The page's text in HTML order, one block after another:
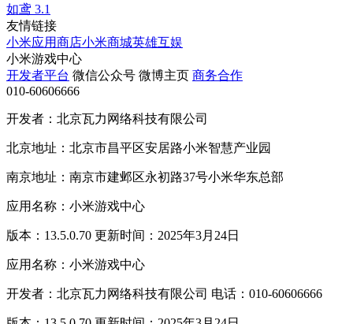
如鸢 3.1
友情链接
小米应用商店小米商城英雄互娱
小米游戏中心
开发者平台 微信公众号 微博主页 商务合作
010-60606666
开发者：北京瓦力网络科技有限公司
北京地址：北京市昌平区安居路小米智慧产业园
南京地址：南京市建邺区永初路37号小米华东总部
应用名称：小米游戏中心
版本：13.5.0.70 更新时间：2025年3月24日
应用名称：小米游戏中心
开发者：北京瓦力网络科技有限公司 电话：010-60606666